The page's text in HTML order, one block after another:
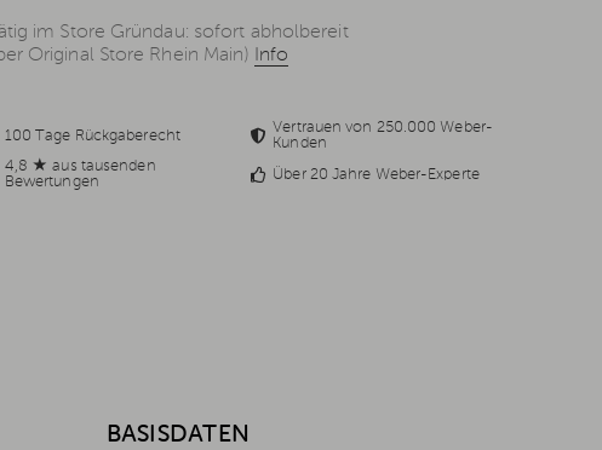
im Store Gründau: sofort abholbereit
Original Store Rhein Main)
Info
100 Tage Rückgaberecht
Vertrauen von 250.000 Weber-
Kunden
4,8 ★ aus tausenden
Bewertungen
Über 20 Jahre Weber-Experte
BASISDATEN